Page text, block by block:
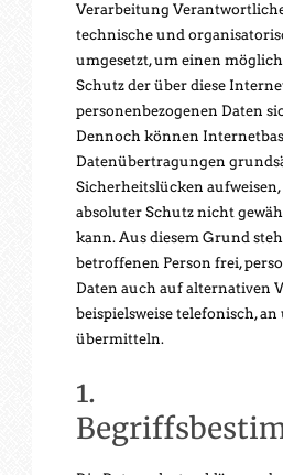
Verarbeitung
technische und
umgesetzt, um einen
Schutz der über diese
personenbezogenen Daten
Dennoch können
Datenübertragungen
Sicherheitslücken aufweisen,
absoluter Schutz nicht
kann. Aus diesem Grund
betroffenen Person frei,
Daten auch auf alternativen
beispielsweise telefonisch, an
übermitteln.
1.